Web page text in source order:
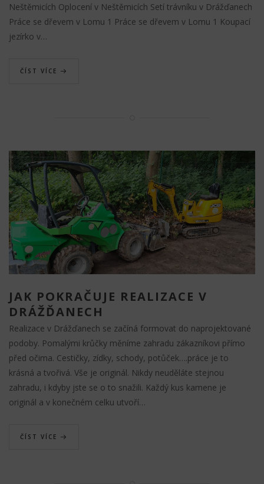
Neštěmicích Oplocení v Neštěmicích Setí trávníku v Drážďanech
Práce se dřevem v Lomu 1 Práce se dřevem v Lomu 1 Koupací
jezírko v…
ČÍST VÍCE
JAK POKRAČUJE REALIZACE V
DRÁŽĎANECH
Realizace v Drážďanech se začíná formovat do naprojektované
podoby. Pomalými krůčky měníme zahradu zákazníkovi přímo
před očima. Cestičky, zídky, schody, potůček….práce je to
krásná a tvořivá. Vše je originál. Nikdy neuděláte stejnou
zahradu, i kdyby jste se o to snažili. Každý kus kamene je
originál a v konečném celku utvoří…
ČÍST VÍCE